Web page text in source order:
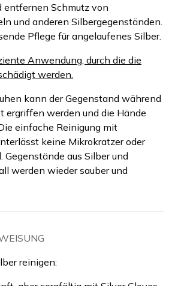
entfernen Schmutz von
und anderen Silbergegenständen.
Pflege für angelaufenes Silber.
Anwendung, durch die die
werden.
kann der Gegenstand während
ergriffen werden und die Hände
einfache Reinigung mit
keine Mikrokratzer oder
Gegenstände aus Silber und
werden wieder sauber und
reinigen: